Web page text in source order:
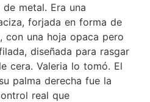
metal. Era una
forjada en forma de
con una hoja opaca pero
diseñada para rasgar
cera. Valeria lo tomó. El
palma derecha fue la
real que